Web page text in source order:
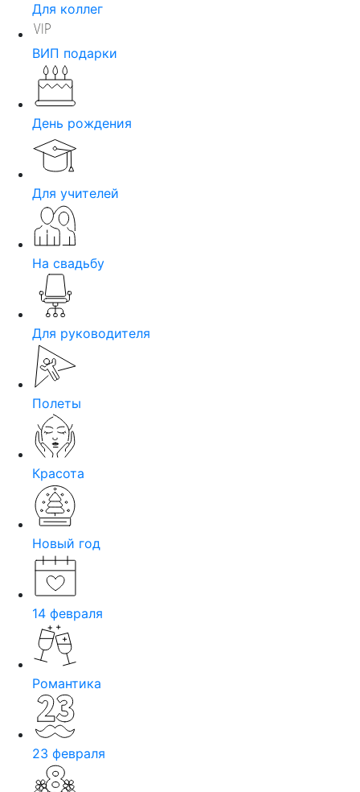
Для коллег
ВИП подарки
День рождения
Для учителей
На свадьбу
Для руководителя
Полеты
Красота
Новый год
14 февраля
Романтика
23 февраля